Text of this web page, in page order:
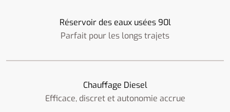
Réservoir des eaux usées 90l
Parfait pour les longs trajets
Chauffage Diesel
Efficace, discret et autonomie accrue